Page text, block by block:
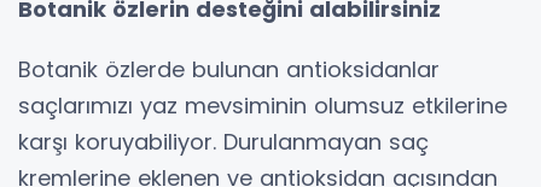
Botanik özlerin desteğini alabilirsiniz
Botanik özlerde bulunan antioksidanlar
saçlarımızı yaz mevsiminin olumsuz etkilerine
karşı koruyabiliyor. Durulanmayan saç
kremlerine eklenen ve antioksidan açısından